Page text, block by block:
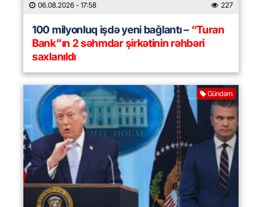
06.08.2026 - 17:58 227
100 milyonluq işdə yeni bağlantı –“Turan
Bank”ın 2 səhmdar şirkətinin rəhbəri
saxlanıldı
Gündəm